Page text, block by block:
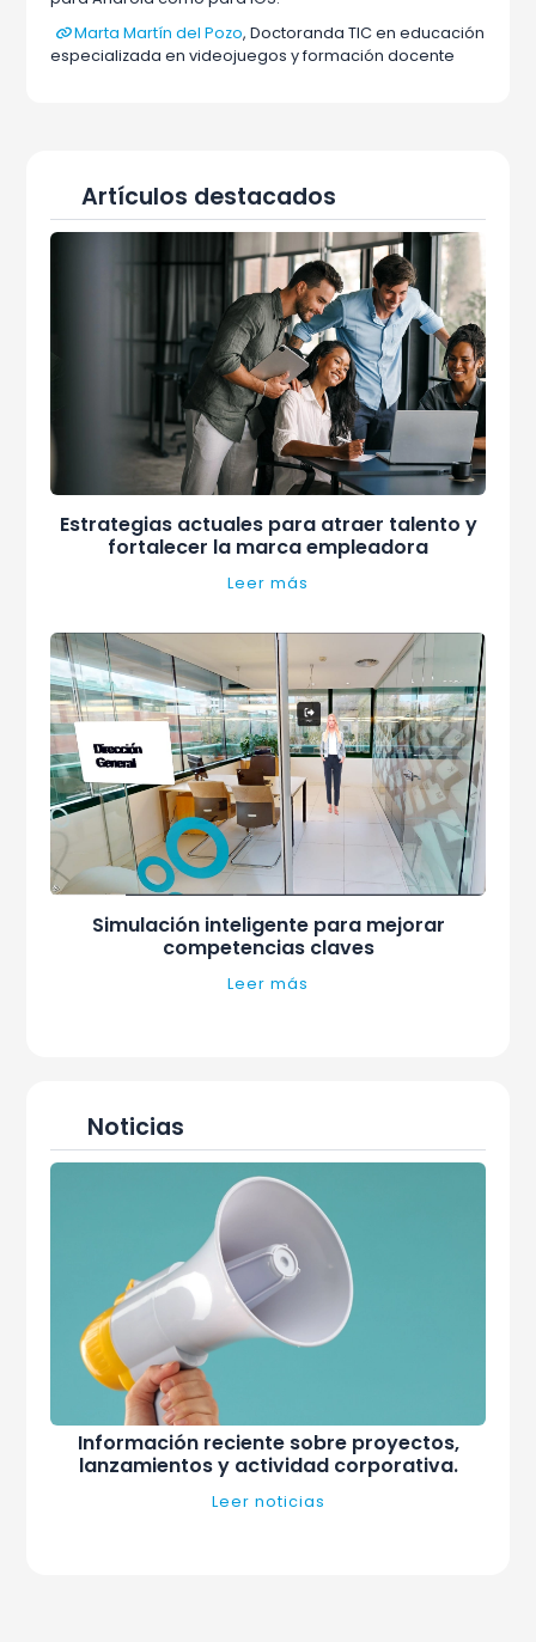
Marta Martín del Pozo, Doctoranda TIC en educación
especializada en videojuegos y formación docente
Artículos destacados
Estrategias actuales para atraer talento y
fortalecer la marca empleadora
Leer más
Simulación inteligente para mejorar
competencias claves
Leer más
Noticias
Información reciente sobre proyectos,
lanzamientos y actividad corporativa.
Leer noticias